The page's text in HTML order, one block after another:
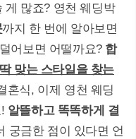
게 많죠? 영천 웨딩박
까지 한 번에 알아보면
어보면 어떨까요? 합
맞는 스타일을 찾는
혼식, 이제 영천 웨딩
알뜰하고 똑똑하게 결
궁금한 점이 있다면 언